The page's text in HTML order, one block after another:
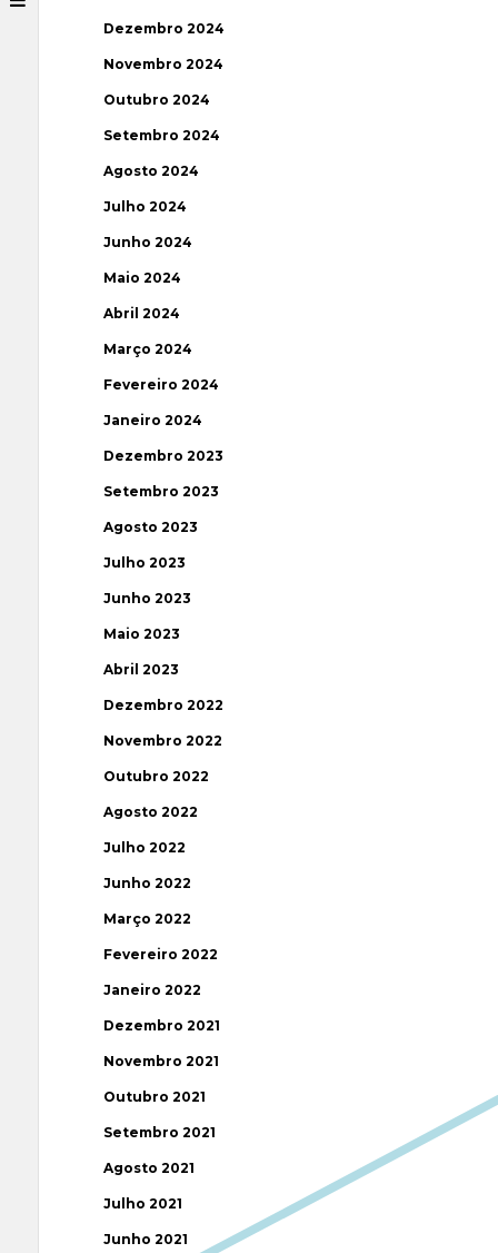
Dezembro 2024
Novembro 2024
Outubro 2024
Setembro 2024
Agosto 2024
Julho 2024
Junho 2024
Maio 2024
Abril 2024
Março 2024
Fevereiro 2024
Janeiro 2024
Dezembro 2023
Setembro 2023
Agosto 2023
Julho 2023
Junho 2023
Maio 2023
Abril 2023
Dezembro 2022
Novembro 2022
Outubro 2022
Agosto 2022
Julho 2022
Junho 2022
Março 2022
Fevereiro 2022
Janeiro 2022
Dezembro 2021
Novembro 2021
Outubro 2021
Setembro 2021
Agosto 2021
Julho 2021
Junho 2021